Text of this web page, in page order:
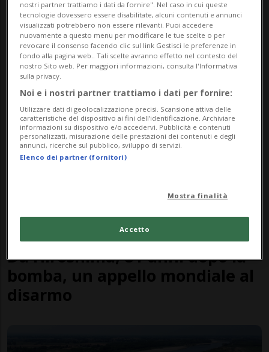
ITALIA 1 gior
Funerali di Guccini a Pavana in
forma strettamente privata
Da Hiroshima, 81 anni dopo la
bomba, un appello mondiale al
disarmo
nostri partner trattiamo i dati da fornire". Nel caso in cui queste
tecnologie dovessero essere disabilitate, alcuni contenuti e annunci
visualizzati potrebbero non essere rilevanti. Puoi accedere
nuovamente a questo menu per modificare le tue scelte o per
revocare il consenso facendo clic sul link Gestisci le preferenze in
fondo alla pagina web.. Tali scelte avranno effetto nel contesto del
nostro Sito web. Per maggiori informazioni, consulta l'Informativa
sulla privacy.
Noi e i nostri partner trattiamo i dati per fornire:
Utilizzare dati di geolocalizzazione precisi. Scansione attiva delle
caratteristiche del dispositivo ai fini dell’identificazione. Archiviare
informazioni su dispositivo e/o accedervi. Pubblicità e contenuti
personalizzati, misurazione delle prestazioni dei contenuti e degli
annunci, ricerche sul pubblico, sviluppo di servizi.
Elenco dei partner (fornitori)
Mostra finalità
Accetto